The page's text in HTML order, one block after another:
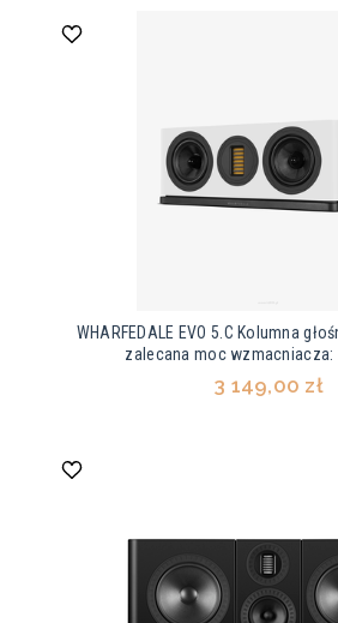
WHARFEDALE EVO 5.C Kolumna
zalecana moc wzmacniacza:
3 149,00 zł